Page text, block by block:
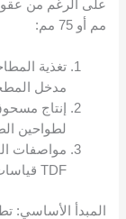
مم أو 75 مم:
تغذية
مدخل
لطواحين
مواصفات
TDF قياسات دقيقة
المبدأ الأساسي: